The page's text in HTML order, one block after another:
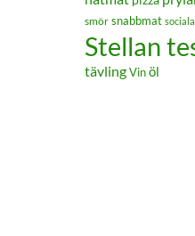
smör snabbmat
Stellan
tävling Vin öl